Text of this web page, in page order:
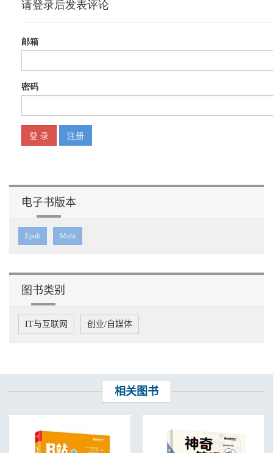
...................................................... 16
网红与IP ：每个创业者的必修课
02 网红是怎样炼成的 ........................................... 26
“网红”是一个新词，但是这个物种在过去已经悄悄地兴盛了一段时
间。想要修炼成为网红，就应该从历史和未来看清它的逻辑，明白
网红发展史
......................................................................................27
网红一代
.................................................................................................. 32
网红四代
.................................................................................................. 34
网红五代
网红用户画像
.......................................................................................... 38
.......................................................................................... 39
网红走红的渠道
..............................................................................52
52
微博
..........................................................................................................
..........................................................................................................
电子书版本
Epub Mobi
图书类别
IT与互联网 创业/自媒体
相关图书